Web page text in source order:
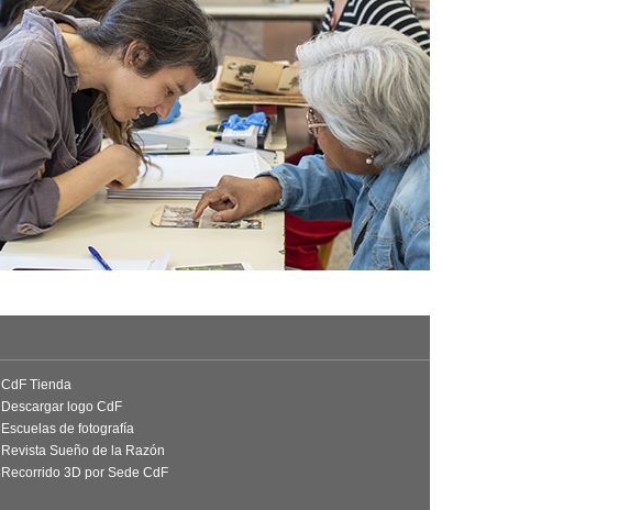
CdF Tienda
Descargar logo CdF
Escuelas de fotografía
Revista Sueño de la Razón
Recorrido 3D por Sede CdF